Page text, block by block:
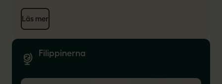
Läs mer
Filippinerna